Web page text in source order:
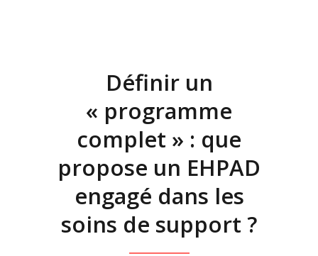
Définir un
« programme
complet » : que
propose un EHPAD
engagé dans les
soins de support ?